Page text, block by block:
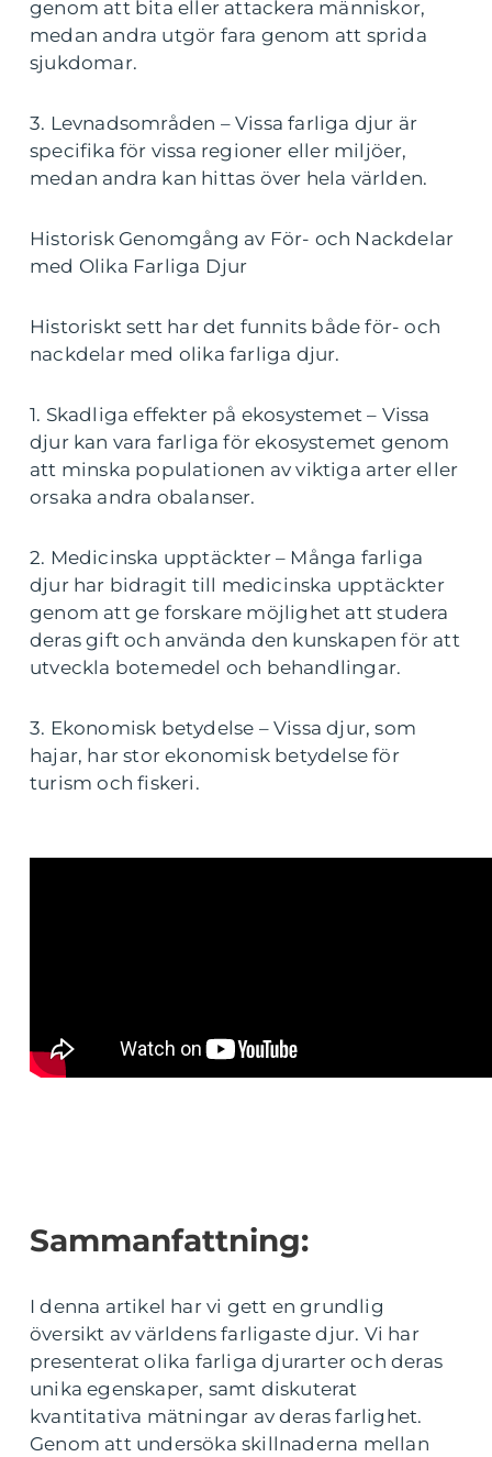
genom att bita eller attackera människor,
medan andra utgör fara genom att sprida
sjukdomar.
3. Levnadsområden – Vissa farliga djur är
specifika för vissa regioner eller miljöer,
medan andra kan hittas över hela världen.
Historisk Genomgång av För- och Nackdelar
med Olika Farliga Djur
Historiskt sett har det funnits både för- och
nackdelar med olika farliga djur.
1. Skadliga effekter på ekosystemet – Vissa
djur kan vara farliga för ekosystemet genom
att minska populationen av viktiga arter eller
orsaka andra obalanser.
2. Medicinska upptäckter – Många farliga
djur har bidragit till medicinska upptäckter
genom att ge forskare möjlighet att studera
deras gift och använda den kunskapen för att
utveckla botemedel och behandlingar.
3. Ekonomisk betydelse – Vissa djur, som
hajar, har stor ekonomisk betydelse för
turism och fiskeri.
Sammanfattning:
I denna artikel har vi gett en grundlig
översikt av världens farligaste djur. Vi har
presenterat olika farliga djurarter och deras
unika egenskaper, samt diskuterat
kvantitativa mätningar av deras farlighet.
Genom att undersöka skillnaderna mellan